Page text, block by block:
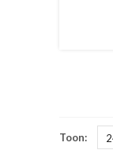
Toon: